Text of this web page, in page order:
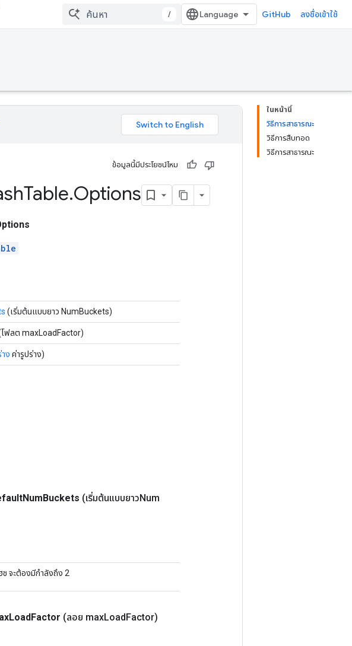
/ GitHub ลงชื่อเข้าใช้
ในหน้านี้
วิธีการสาธารณะ
วิธีการสืบทอด
วิธีการสาธารณะ
ข้อมูลนี้มีประโยชน์ไหม
Table.Options
(เริ่มต้นแบบยาว NumBuckets)
ฟลต maxLoadFactor)
ง ค่ารูปร่าง)
NumBuckets (เริ่มต้นแบบยาวNum
จะต้องมีกำลังถึง 2
LoadFactor (ลอย maxLoadFactor)